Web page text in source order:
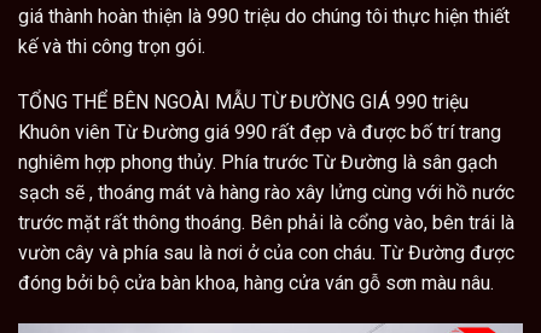
giá thành hoàn thiện là 990 triệu do chúng tôi thực hiện thiết
kế và thi công trọn gói.
TỔNG THỂ BÊN NGOÀI MẪU TỪ ĐƯỜNG GIÁ 990 triệu
Khuôn viên Từ Đường giá 990 rất đẹp và được bố trí trang
nghiêm hợp phong thủy. Phía trước Từ Đường là sân gạch
sạch sẽ , thoáng mát và hàng rào xây lửng cùng với hồ nước
trước mặt rất thông thoáng. Bên phải là cổng vào, bên trái là
vườn cây và phía sau là nơi ở của con cháu. Từ Đường được
đóng bởi bộ cửa bàn khoa, hàng cửa ván gỗ sơn màu nâu.